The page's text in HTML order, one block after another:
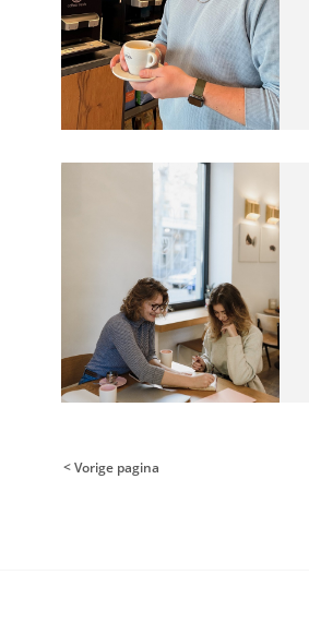
< Vorige pagina